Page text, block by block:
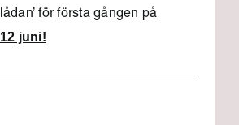
för första gången på
juni!